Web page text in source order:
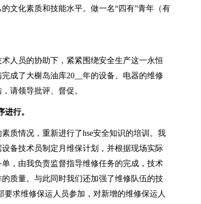
文化素质和技能水平。做一名“四有”青年（有
员的协助下，紧紧围绕安全生产这一永恒
成了大榭岛油库20__年的设备、电器的维修
请领导批评、督促。
行。
情况，重新进行了hse安全知识的培训。我
备技术员制定月维保计划，并根据现场实际
，由我负责监督指导维修任务的完成，技术
质量。与此同时我们还加强了维修队伍的技
求维修保运人员参加，对新增的维修保运人